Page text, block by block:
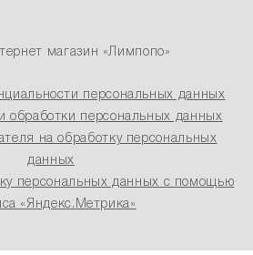
магазин «Лимпопо»
персональных данных
обработки персональных данных
на обработку персональных
данных
персональных данных с помощью
«Яндекс.Метрика»